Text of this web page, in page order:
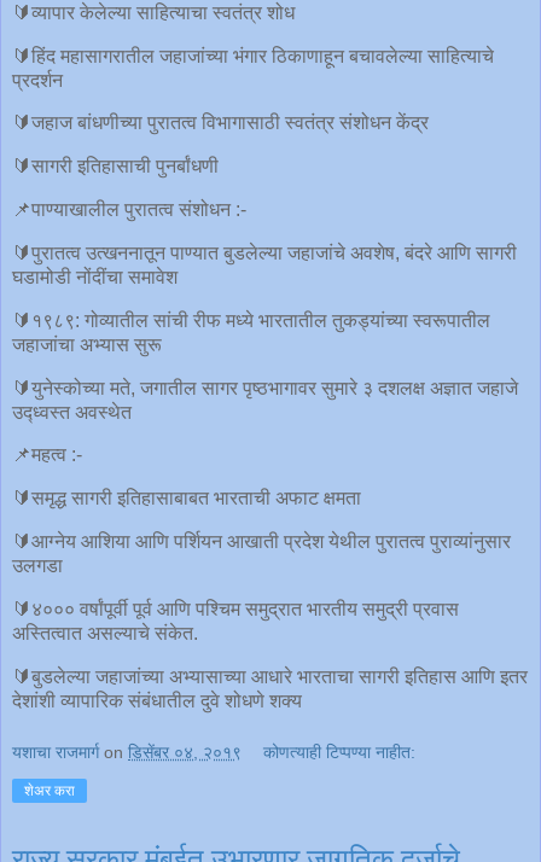
🔰व्यापार केलेल्या साहित्याचा स्वतंत्र शोध
🔰हिंद महासागरातील जहाजांच्या भंगार ठिकाणाहून बचावलेल्या साहित्याचे
प्रदर्शन
🔰जहाज बांधणीच्या पुरातत्व विभागासाठी स्वतंत्र संशोधन केंद्र
🔰सागरी इतिहासाची पुनर्बांधणी
📌पाण्याखालील पुरातत्व संशोधन :-
🔰पुरातत्व उत्खननातून पाण्यात बुडलेल्या जहाजांचे अवशेष, बंदरे आणि सागरी
घडामोडी नोंदींचा समावेश
🔰१९८९: गोव्यातील सांची रीफ मध्ये भारतातील तुकड्यांच्या स्वरूपातील
जहाजांचा अभ्यास सुरू
🔰युनेस्कोच्या मते, जगातील सागर पृष्ठभागावर सुमारे ३ दशलक्ष अज्ञात जहाजे
उद्ध्वस्त अवस्थेत
📌महत्व :-
🔰समृद्ध सागरी इतिहासाबाबत भारताची अफाट क्षमता
🔰आग्नेय आशिया आणि पर्शियन आखाती प्रदेश येथील पुरातत्व पुराव्यांनुसार
उलगडा
🔰४००० वर्षांपूर्वी पूर्व आणि पश्चिम समुद्रात भारतीय समुद्री प्रवास
अस्तित्वात असल्याचे संकेत.
🔰बुडलेल्या जहाजांच्या अभ्यासाच्या आधारे भारताचा सागरी इतिहास आणि इतर
देशांशी व्यापारिक संबंधातील दुवे शोधणे शक्य
यशाचा राजमार्ग on डिसेंबर ०४, २०१९ कोणत्याही टिप्पण्‍या नाहीत:
शेअर करा